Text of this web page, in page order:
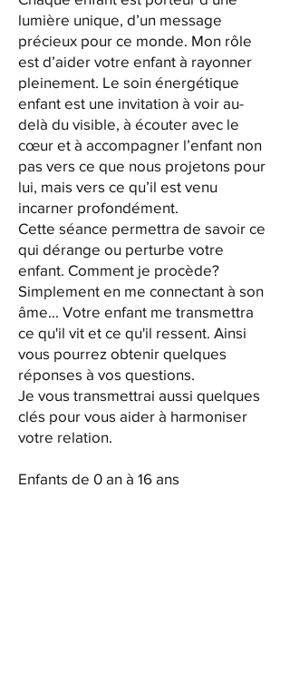
lumière unique, d’un message
précieux pour ce monde. Mon rôle
est d’aider votre enfant à rayonner
pleinement. Le soin énergétique
enfant est une invitation à voir au-
delà du visible, à écouter avec le
cœur et à accompagner l’enfant non
pas vers ce que nous projetons pour
lui, mais vers ce qu’il est venu
incarner profondément.
Cette séance permettra de savoir ce
qui dérange ou perturbe votre
enfant. Comment je procède?
Simplement en me connectant à son
âme... Votre enfant me transmettra
ce qu'il vit et ce qu'il ressent. Ainsi
vous pourrez obtenir quelques
réponses à vos questions.
Je vous transmettrai aussi quelques
clés pour vous aider à harmoniser
votre relation.
Enfants de 0 an à 16 ans